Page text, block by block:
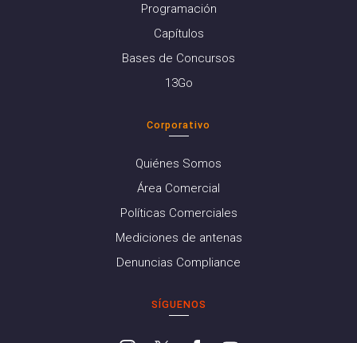
Programación
Capítulos
Bases de Concursos
13Go
Corporativo
Quiénes Somos
Área Comercial
Políticas Comerciales
Mediciones de antenas
Denuncias Compliance
SÍGUENOS